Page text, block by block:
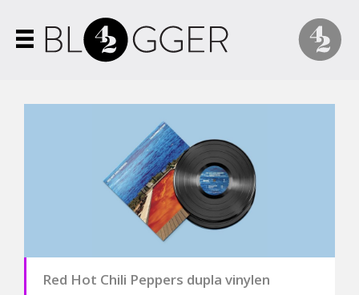
Red Hot Chili Peppers dupla vinylen